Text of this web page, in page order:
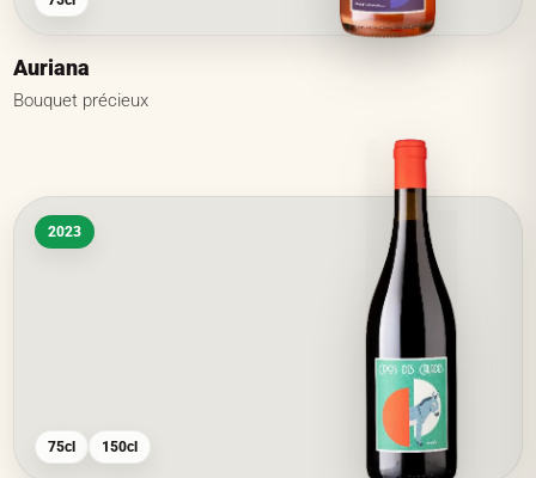
Auriana
Bouquet précieux
2023
75cl 150cl